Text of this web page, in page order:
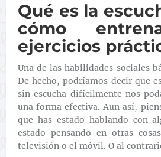
Qué es la
cómo
ejercicios
Una de las habilidades sociales
De hecho, podríamos decir que
sin escucha difícilmente nos
una forma efectiva. Aun así,
que has estado hablando con
estado pensando en otras
televisión o el móvil. O al